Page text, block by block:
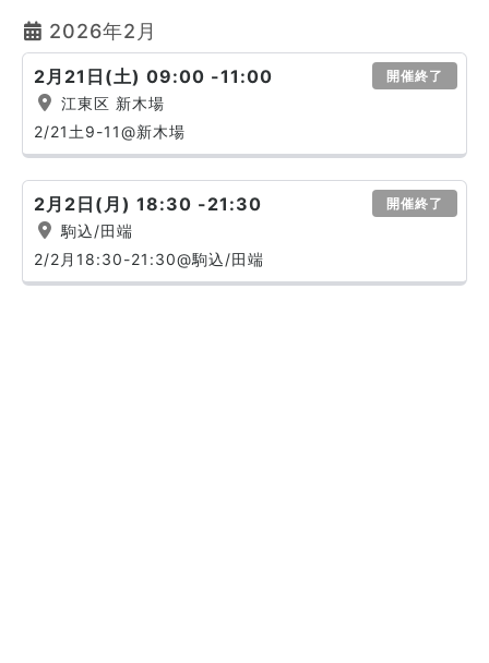
2026年2月
2月21日(土) 09:00 -11:00 開催終了
江東区 新木場
2/21土9-11@新木場
2月2日(月) 18:30 -21:30 開催終了
駒込/田端
2/2月18:30-21:30@駒込/田端